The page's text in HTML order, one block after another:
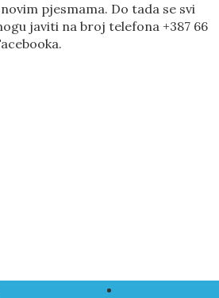
pjesmama. Do tada se svi
javiti na broj telefona +387 66